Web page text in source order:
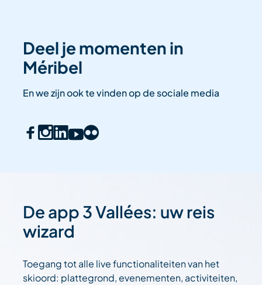
Deel je momenten in
Méribel
En we zijn ook te vinden op de sociale media
De app 3 Vallées: uw reis
wizard
Toegang tot alle live functionaliteiten van het
skioord: plattegrond, evenementen, activiteiten,